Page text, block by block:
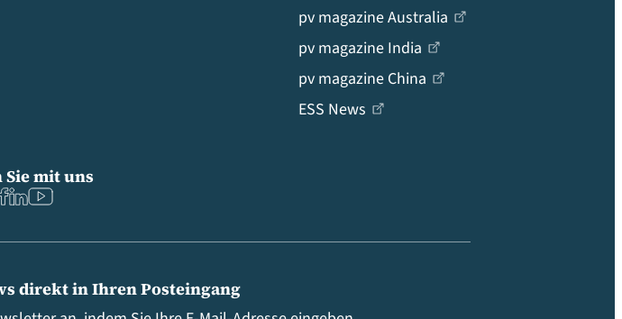
pv magazine Australia
pv magazine India
pv magazine China
ESS News
direkt in Ihren Posteingang
Sie mit uns